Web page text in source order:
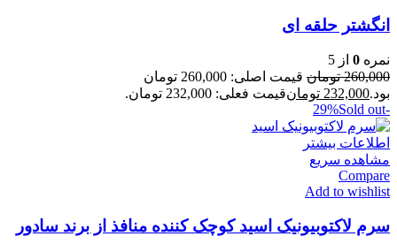
انگشتر حلقه ای
نمره 0 از 5
260,000 تومان
قیمت اصلی: 260,000 تومان
بود.232,000 تومانقیمت فعلی: 232,000 تومان.
-29%
Sold out
اطلاعات بیشتر
مشاهده سریع
Compare
Add to wishlist
سرم لاکتوبیونیک اسید کوچک کننده منافذ از برند سادور